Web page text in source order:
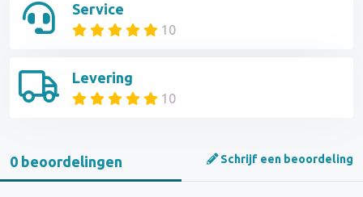
Service
10
Levering
10
0 beoordelingen Schrijf een beoordeling